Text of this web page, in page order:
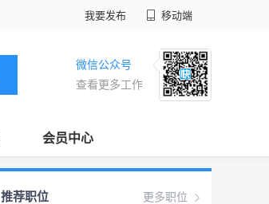
我要发布 移动端
微信公众号
查看更多工作
会员中心
更多职位
推荐职位